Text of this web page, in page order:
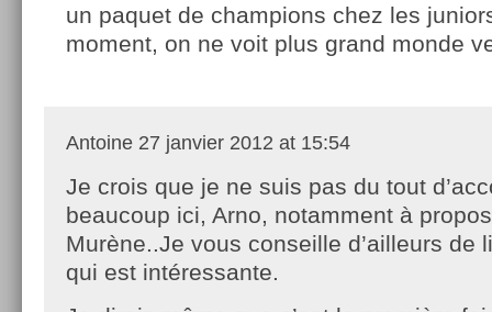
un paquet de champions chez les
moment, on ne voit plus grand monde
Antoine 27 janvier 2012 at 15:54
Je crois que je ne suis pas du tout
beaucoup ici, Arno, notamment à
Murène..Je vous conseille d’ailleurs de
qui est intéressante.